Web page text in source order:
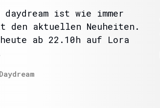
daydream ist wie immer
den aktuellen Neuheiten.
ab 22.10h auf Lora
Daydream